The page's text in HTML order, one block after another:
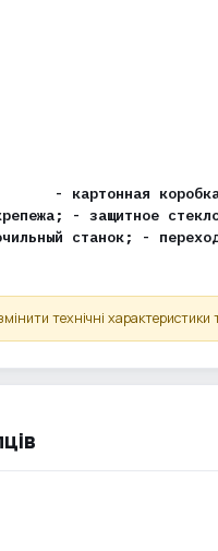
- картонная
- защитное
станок; -
технічні